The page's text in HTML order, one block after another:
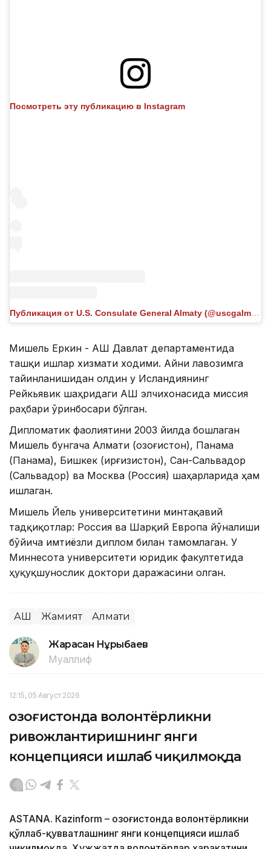
Посмотреть эту публикацию в Instagram
Публикация от U.S. Consulate General Almaty (@uscgalmaty)
Мишель Еркин - АҚШ Давлат департаментида
ташқи ишлар хизмати ходими. Айни лавозимга
тайинланишидан олдин у Исландиянинг
Рейкьявик шаҳридаги АҚШ элчихонасида миссия
раҳбари ўринбосари бўлган.
Дипломатик фаолиятини 2003 йилда бошлаган
Мишель бунгача Алмати (Қозоғистон), Панама
(Панама), Бишкек (Қирғизистон), Сан-Сальвадор
(Сальвадор) ва Москва (Россия) шаҳарларида ҳам
ишлаган.
Мишель Йель университетини минтақавий
тадқиқотлар: Россия ва Шарқий Европа йўналиши
бўйича имтиёзли диплом билан тамомлаган. У
Миннесота университети юридик факултетида
ҳуқуқшунослик доктори даражасини олган.
АҚШ Жамият Алмати
Жарасқан Нұрыбаев
Муаллиф
12:15, 05 Август 2026
Қозоғистонда волонтёрликни
ривожлантиришнинг янги
концепцияси ишлаб чиқилмоқда
ASTANА. Кazinform – Қозоғистонда волонтёрликни
қўллаб-қувватлашнинг янги концепцияси ишлаб